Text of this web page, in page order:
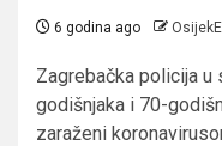
6 godina ago
Zagrebačka policija u
godišnjaka i 70-
zaraženi